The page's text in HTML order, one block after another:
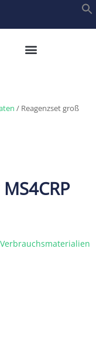
/ Reagenzset groß
Verbrauchsmaterialien